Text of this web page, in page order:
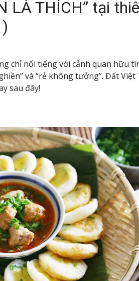
LÀ THÍCH” tại
chỉ nổi tiếng với cảnh quan hữu
và “rẻ không tưởng”. Đất
sau đây!